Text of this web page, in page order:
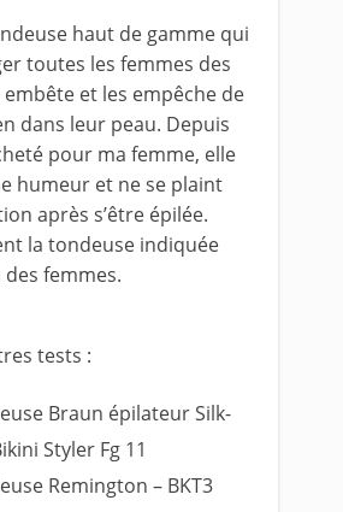
haut de gamme qui
toutes les femmes des
et les empêche de
dans leur peau. Depuis
pour ma femme, elle
humeur et ne se plaint
après s’être épilée.
la tondeuse indiquée
femmes.
tests :
Braun épilateur Silk-
Styler Fg 11
Remington – BKT3